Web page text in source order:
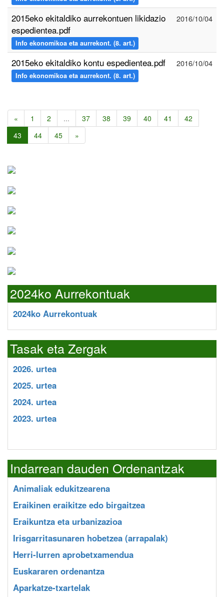
2015eko ekitaldiko aurrekontuen likidazio
espedientea.pdf
Info ekonomikoa eta aurrekont. (8. art.)
2016/10/04
2015eko ekitaldiko kontu espedientea.pdf
Info ekonomikoa eta aurrekont. (8. art.)
2016/10/04
« 1 2 ... 37 38 39 40 41
42
43
44 45 »
2024ko Aurrekontuak
2024ko Aurrekontuak
Tasak eta Zergak
2026. urtea
2025. urtea
2024. urtea
2023. urtea
Indarrean dauden Ordenantzak
Animaliak edukitzearena
Eraikinen eraikitze edo birgaitzea
Eraikuntza eta urbanizazioa
Irisgarritasunaren hobetzea (arrapalak)
Herri-lurren aprobetxamendua
Euskararen ordenantza
Aparkatze-txartelak